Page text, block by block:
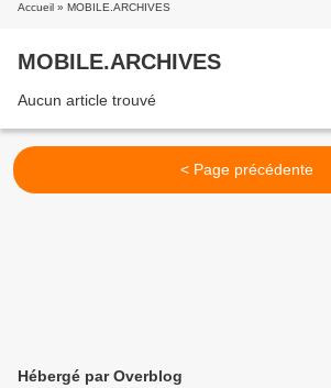
Accueil » MOBILE.ARCHIVES
MOBILE.ARCHIVES
Aucun article trouvé
< Page précédente
Hébergé par Overblog